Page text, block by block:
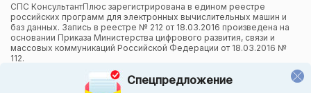
СПС КонсультантПлюс зарегистрирована в едином реестре
российских программ для электронных вычислительных машин и
баз данных. Запись в реестре № 212 от 18.03.2016 произведена на
основании Приказа Министерства цифрового развития, связи и
массовых коммуникаций Российской Федерации от 18.03.2016 №
112.
Компания осуществляет также и другие виды деятельности в
области информационных технологий.
Спецпредложение